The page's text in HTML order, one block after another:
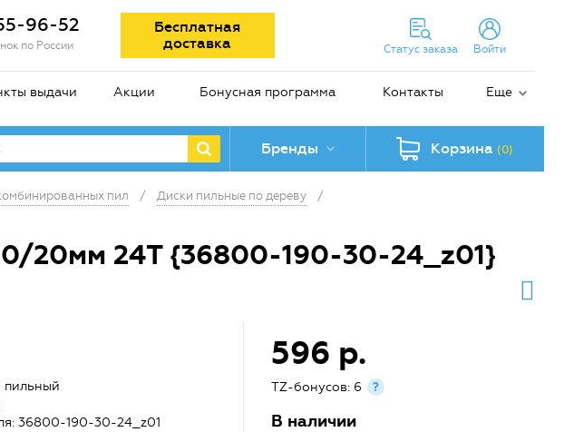
96-52
по России
Бесплатная
доставка
Статус заказа Войти
выдачи Акции Бонусная программа Контакты Еще
Бренды Корзина (0)
пил / Диски пильные по дереву
/
20мм 24Т {36800-190-30-24_z01}
пильный
36800-190-30-24_z01
596 р.
TZ-бонусов: 6 ?
В наличии